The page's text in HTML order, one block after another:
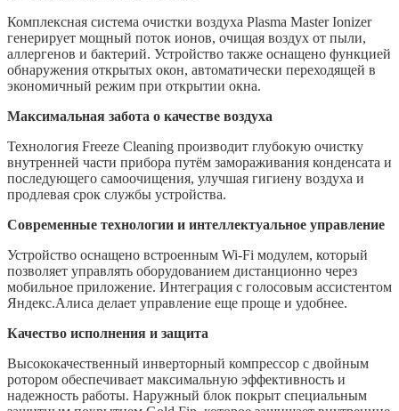
Комплексная система очистки воздуха Plasma Master Ionizer
генерирует мощный поток ионов, очищая воздух от пыли,
аллергенов и бактерий. Устройство также оснащено функцией
обнаружения открытых окон, автоматически переходящей в
экономичный режим при открытии окна.
Максимальная забота о качестве воздуха
Технология Freeze Cleaning производит глубокую очистку
внутренней части прибора путём замораживания конденсата и
последующего самоочищения, улучшая гигиену воздуха и
продлевая срок службы устройства.
Современные технологии и интеллектуальное управление
Устройство оснащено встроенным Wi-Fi модулем, который
позволяет управлять оборудованием дистанционно через
мобильное приложение. Интеграция с голосовым ассистентом
Яндекс.Алиса делает управление еще проще и удобнее.
Качество исполнения и защита
Высококачественный инверторный компрессор с двойным
ротором обеспечивает максимальную эффективность и
надежность работы. Наружный блок покрыт специальным